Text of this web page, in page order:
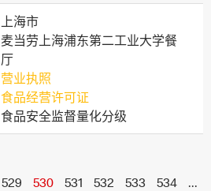
上海市
麦当劳上海浦东第二工业大学餐
厅
营业执照
食品经营许可证
食品安全监督量化分级
529 530 531 532 533 534
...